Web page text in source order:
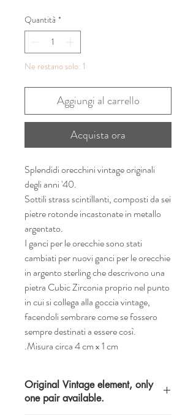
Quantità *
Ne restano solo: 1
Aggiungi al carrello
Acquista ora
Splendidi orecchini vintage originali
degli anni '40.
Sottili strass scintillanti, composti da sei
pietre rotonde incastonate in metallo
argentato.
I ganci per le orecchie sono stati
cambiati per nuovi ganci per le orecchie
in argento sterling che descrivono una
pietra Cubic Zirconia proprio nel punto
in cui si collega alla goccia vintage,
facendoli sembrare come se fossero
sempre destinati a essere così.
.Misura circa 4 cm x 1 cm
Original Vintage element, only
one pair available.